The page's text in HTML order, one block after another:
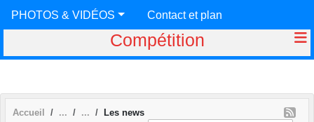
PHOTOS & VIDÉOS Contact et plan
Compétition
Accueil Les news